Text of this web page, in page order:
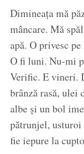
Dimineața mă
mâncare. Mă
apă. O privesc
O fi luni. Nu-mi
Verific. E vineri.
brânză rasă, ulei
albe și un bol
pătrunjel, usturoi
fie iepure la